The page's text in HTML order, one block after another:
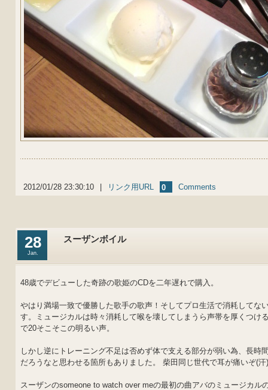
2012/01/28 23:30:10 リンク用URL 0 Comments
28
Jan.
スーザンボイル
48歳でデビューした奇跡の歌姫のCDを二年遅れで購入。
やはり満場一致で優勝した歌手の歌声！そしてプロ生活で消耗してな
す。ミュージカルは時々消耗して喉を壊してしまうら声帯を厚くつけ
で20そこそこの明るい声。
しかし逆にトレーニング不足は否めず体で支える部分が弱い為、長時
だろうなと思わせる箇所もありました。 柴田同じ世代で耳が痛いぞ(汗)
スーザンのsomeone to watch over meの最初の曲アバのミュージカル